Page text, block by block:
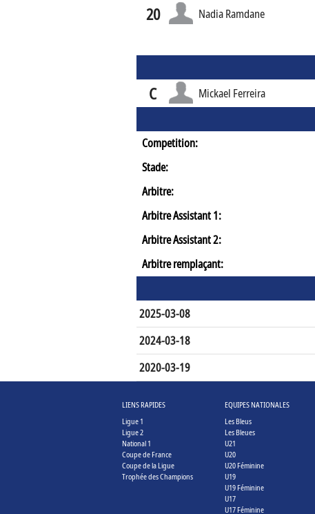
20 Nadia Ramdane
C Mickael Ferreira
Competition:
Stade:
Arbitre:
Arbitre Assistant 1:
Arbitre Assistant 2:
Arbitre remplaçant:
2025-03-08
2024-03-18
2020-03-19
LIENS RAPIDES
Ligue 1
Ligue 2
National 1
Coupe de France
Coupe de la Ligue
Trophée des Champions
EQUIPES NATIONALES
Les Bleus
Les Bleues
U21
U20
U20 Féminine
U19
U19 Féminine
U17
U17 Féminine